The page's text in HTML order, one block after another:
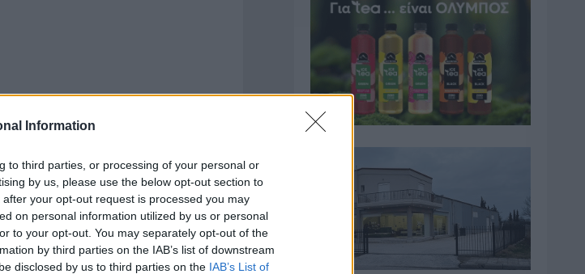
Information
to third parties, or processing of your personal or
by us, please use the below opt-out section to
your opt-out request is processed you may
on personal information utilized by us or personal
to your opt-out. You may separately opt-out of the
by third parties on the IAB’s list of downstream
disclosed by us to third parties on the IAB’s List of